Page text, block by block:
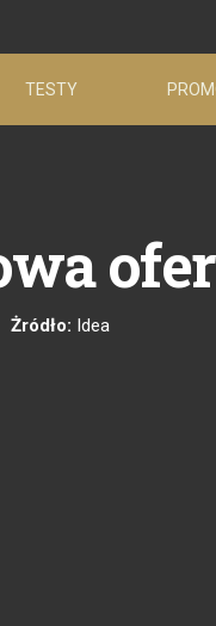
TESTY
Żródło: Idea